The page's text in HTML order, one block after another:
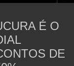
É O
DE